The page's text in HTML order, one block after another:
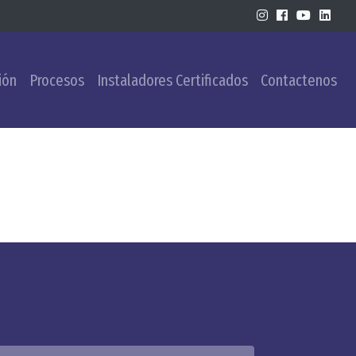
Procesos Instaladores Certificados Contactenos